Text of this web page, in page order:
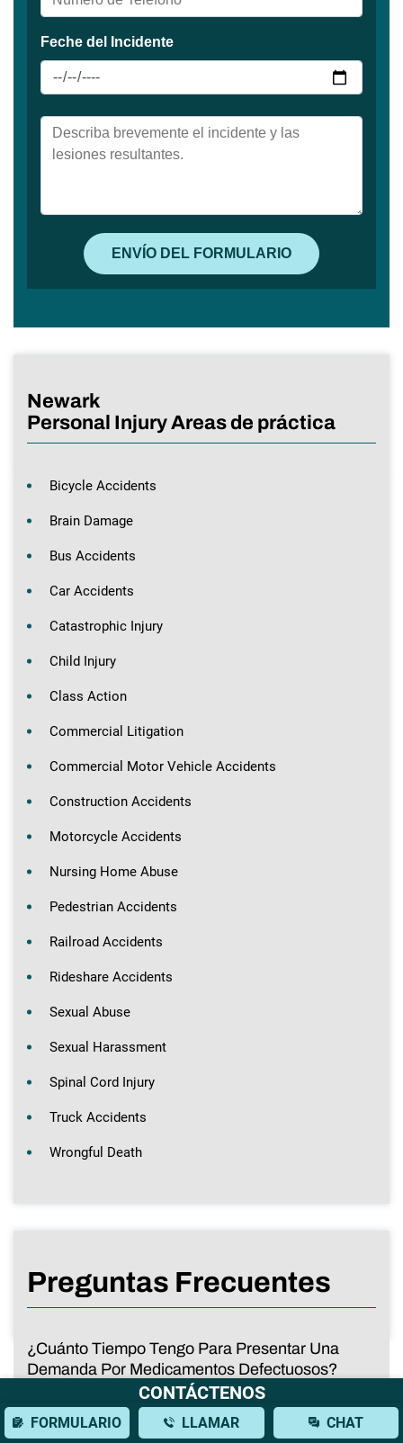
Newark
Personal Injury Areas de práctica
Bicycle Accidents
Brain Damage
Bus Accidents
Car Accidents
Catastrophic Injury
Child Injury
Class Action
Commercial Litigation
Commercial Motor Vehicle Accidents
Construction Accidents
Motorcycle Accidents
Nursing Home Abuse
Pedestrian Accidents
Railroad Accidents
Rideshare Accidents
Sexual Abuse
Sexual Harassment
Spinal Cord Injury
Truck Accidents
Wrongful Death
Preguntas Frecuentes
¿Cuánto Tiempo Tengo Para Presentar Una
Demanda Por Medicamentos Defectuosos?
CONTÁCTENOS
FORMULARIO LLAMAR CHAT